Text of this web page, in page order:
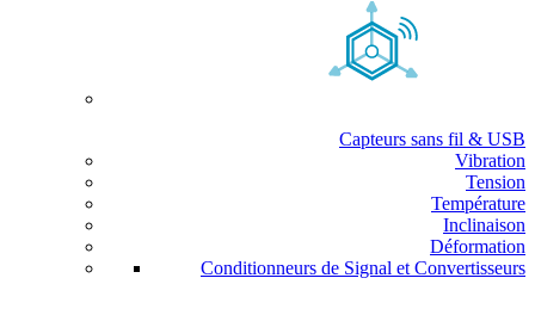
Capteurs sans fil & USB
Vibration
Tension
Température
Inclinaison
Déformation
Conditionneurs de Signal et Convertisseurs